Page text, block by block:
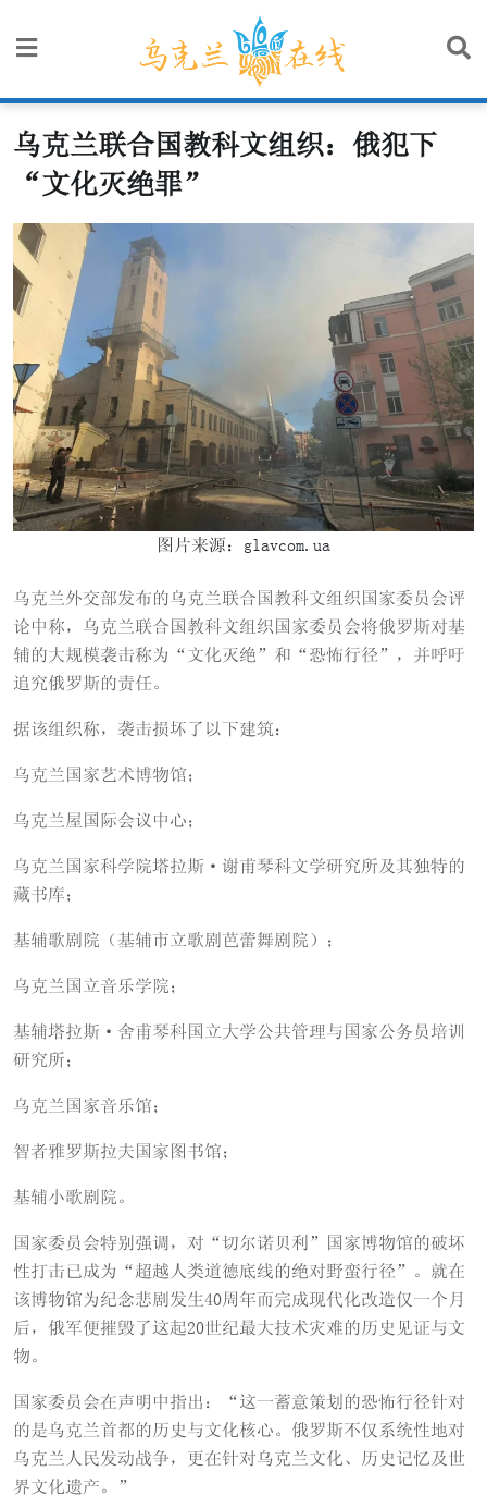
乌克兰联合国教科文组织：俄犯下
“文化灭绝罪”
图片来源：glavcom.ua
乌克兰外交部发布的乌克兰联合国教科文组织国家委员会评
论中称，乌克兰联合国教科文组织国家委员会将俄罗斯对基
辅的大规模袭击称为“文化灭绝”和“恐怖行径”，并呼吁
追究俄罗斯的责任。
据该组织称，袭击损坏了以下建筑：
乌克兰国家艺术博物馆；
乌克兰屋国际会议中心；
乌克兰国家科学院塔拉斯·谢甫琴科文学研究所及其独特的
藏书库；
基辅歌剧院（基辅市立歌剧芭蕾舞剧院）；
乌克兰国立音乐学院；
基辅塔拉斯·舍甫琴科国立大学公共管理与国家公务员培训
研究所；
乌克兰国家音乐馆；
智者雅罗斯拉夫国家图书馆；
基辅小歌剧院。
国家委员会特别强调，对“切尔诺贝利”国家博物馆的破坏
性打击已成为“超越人类道德底线的绝对野蛮行径”。就在
该博物馆为纪念悲剧发生40周年而完成现代化改造仅一个月
后，俄军便摧毁了这起20世纪最大技术灾难的历史见证与文
物。
国家委员会在声明中指出：“这一蓄意策划的恐怖行径针对
的是乌克兰首都的历史与文化核心。俄罗斯不仅系统性地对
乌克兰人民发动战争，更在针对乌克兰文化、历史记忆及世
界文化遗产。”